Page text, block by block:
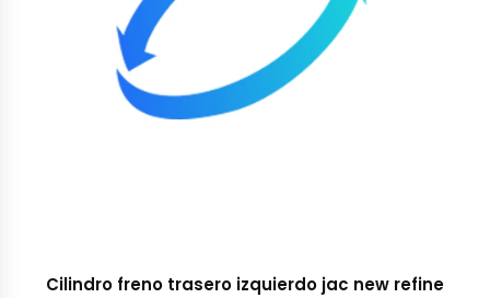
Cilindro freno trasero izquierdo jac new refine